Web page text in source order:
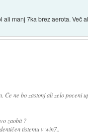
ali manj 7ka brez aerota.
Če ne bo zastonj ali zelo poceni
zaobit ?
tistemu v win7..